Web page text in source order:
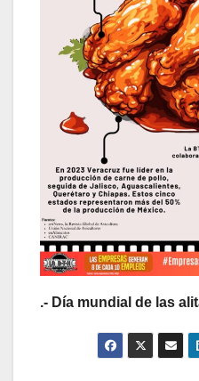
.- Día mundial de las